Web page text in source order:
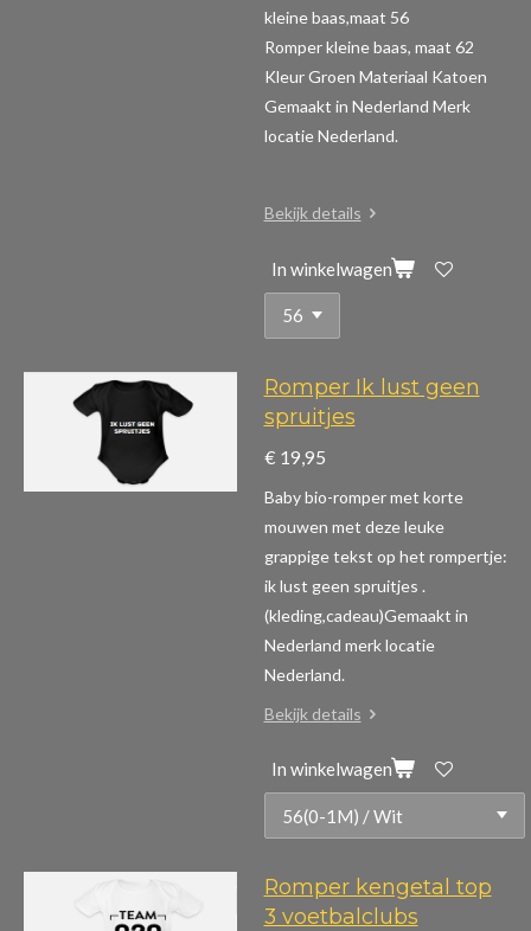
kleine baas,maat 56
Romper kleine baas, maat 62
Kleur Groen Materiaal Katoen
Gemaakt in Nederland Merk
locatie Nederland.
Bekijk details
In winkelwagen
Romper Ik lust geen
spruitjes
€ 19,95
Baby bio-romper met korte
mouwen met deze leuke
grappige tekst op het rompertje:
ik lust geen spruitjes .
(kleding,cadeau)Gemaakt in
Nederland merk locatie
Nederland.
Bekijk details
In winkelwagen
Romper kengetal top
3 voetbalclubs